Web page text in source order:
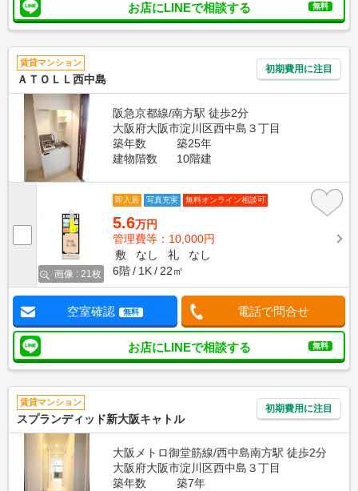
お店にLINEで相談する 無料
賃貸マンション
ＡＴＯＬＬ西中島
初期費用に注目
阪急京都線/南方駅 徒歩2分
大阪府大阪市淀川区西中島３丁目
築年数
築25年
建物階数
10階建
画像 : 21枚
即入居 写真充実 無料オンライン相談可
5.6万円
管理費等：10,000円
敷
なし 礼
なし
6階
1K 22㎡
空室確認 無料 電話で問合せ
お店にLINEで相談する 無料
賃貸マンション
スプランディッド新大阪キャトル
初期費用に注目
大阪メトロ御堂筋線/西中島南方駅 徒歩2分
大阪府大阪市淀川区西中島３丁目
築年数
築7年